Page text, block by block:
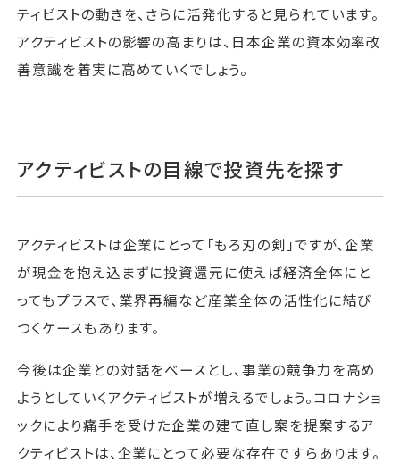
ティビストの動きを、さらに活発化すると見られています。
アクティビストの影響の高まりは、日本企業の資本効率改
善意識を着実に高めていくでしょう。
アクティビストの目線で投資先を探す
アクティビストは企業にとって「もろ刃の剣」ですが、企業
が現金を抱え込まずに投資還元に使えば経済全体にと
ってもプラスで、業界再編など産業全体の活性化に結び
つくケースもあります。
今後は企業との対話をベースとし、事業の競争力を高め
ようとしていくアクティビストが増えるでしょう。コロナショ
ックにより痛手を受けた企業の建て直し案を提案するア
クティビストは、企業にとって必要な存在ですらあります。